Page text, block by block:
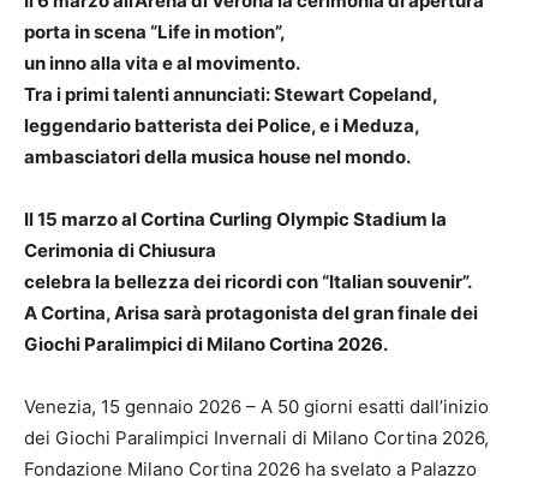
porta in scena “Life in motion”,
un inno alla vita e al movimento.
Tra i primi talenti annunciati: Stewart Copeland,
leggendario batterista dei Police, e i Meduza,
ambasciatori della musica house nel mondo.
Il 15 marzo al Cortina Curling Olympic Stadium la
Cerimonia di Chiusura
celebra la bellezza dei ricordi con “Italian souvenir”.
A Cortina, Arisa sarà protagonista del gran finale dei
Giochi Paralimpici di Milano Cortina 2026.
Venezia, 15 gennaio 2026 – A 50 giorni esatti dall’inizio
dei Giochi Paralimpici Invernali di Milano Cortina 2026,
Fondazione Milano Cortina 2026 ha svelato a Palazzo